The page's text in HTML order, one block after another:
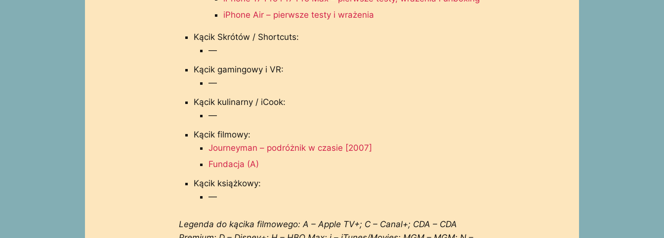
iPhone Air – pierwsze testy i wrażenia
Kącik Skrótów / Shortcuts:
—
Kącik gamingowy i VR:
—
Kącik kulinarny / iCook:
—
Kącik filmowy:
Journeyman – podróżnik w czasie [2007]
Fundacja (A)
Kącik książkowy:
—
Legenda do kącika filmowego: A – Apple TV+; C – Canal+; CDA – CDA